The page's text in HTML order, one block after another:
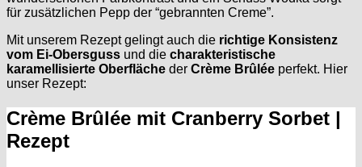
für zusätzlichen Pepp der “gebrannten Creme”.
Mit unserem Rezept gelingt auch die richtige Konsistenz
vom Ei-Obersguss und die charakteristische
karamellisierte Oberfläche der Crème Brûlée perfekt. Hier
unser Rezept:
Crème Brûlée mit Cranberry Sorbet |
Rezept